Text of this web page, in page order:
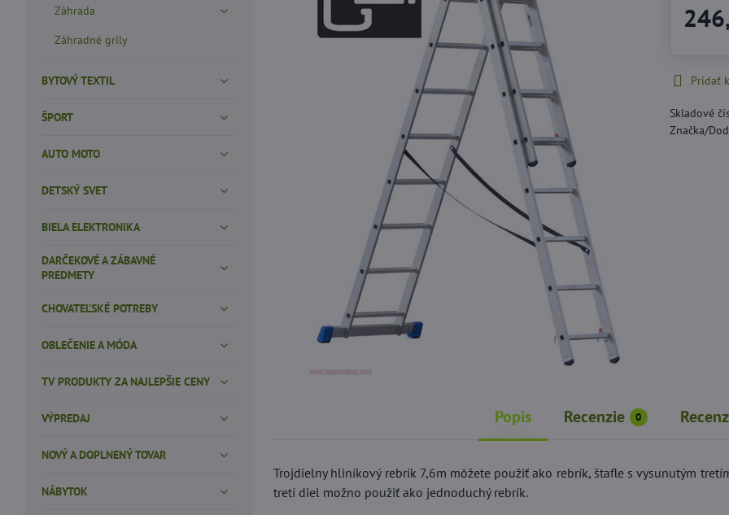
Pridať
Skladové
Značka/
Popis Recenzie 0
Trojdielny hliníkový rebrík 7,6m môžete použiť ako rebrík, štafle s vysunutým
tretí diel možno použiť ako jednoduchý rebrík.
Záhrada
Záhradné grily
BYTOVÝ TEXTIL
ŠPORT
AUTO MOTO
DETSKÝ SVET
BIELA ELEKTRONIKA
DARČEKOVÉ A ZÁBAVNÉ
PREDMETY
CHOVATEĽSKÉ POTREBY
OBLEČENIE A MÓDA
TV PRODUKTY ZA NAJLEPŠIE CENY
VÝPREDAJ
NOVÝ A DOPLNENÝ TOVAR
NÁBYTOK